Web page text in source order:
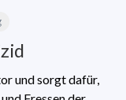
und sorgt dafür,